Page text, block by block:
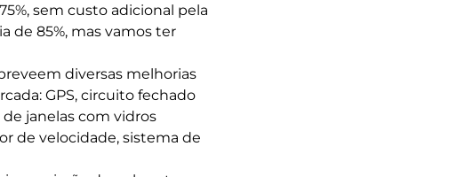
sem custo adicional pela
de 85%, mas vamos ter
diversas melhorias
GPS, circuito fechado
janelas com vidros
de velocidade, sistema de